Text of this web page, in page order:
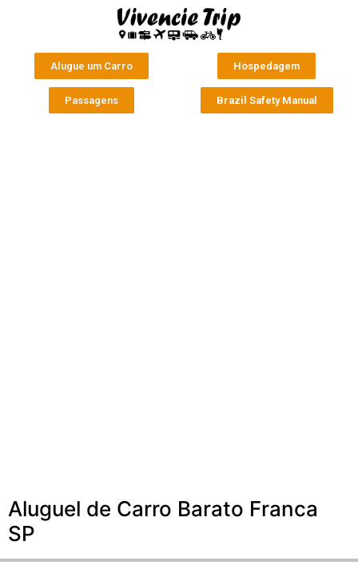
Alugue um Carro Hospedagem
Passagens Brazil Safety Manual
Aluguel de Carro Barato Franca
SP